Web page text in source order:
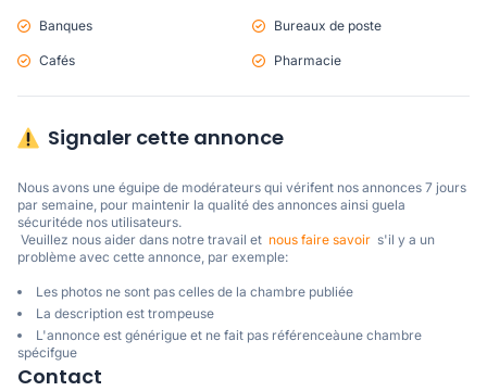
Banques Bureaux de poste
Cafés Pharmacie
Signaler cette annonce
Nous avons une éguipe de modérateurs qui vérifent nos annonces 7 jours
par semaine, pour maintenir la qualité des annonces ainsi guela
sécuritéde nos utilisateurs.
Veuillez nous aider dans notre travail et nous faire savoir
  s'il y a un
problème avec cette annonce, par exemple:
Les photos ne sont pas celles de la chambre publiée
La description est trompeuse
L'annonce est générigue et ne fait pas référenceàune chambre
spécifgue
Contact